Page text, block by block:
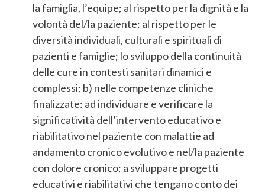
la famiglia, l’equipe; al rispetto per la dignità e la
volontà del/la paziente; al rispetto per le
diversità individuali, culturali e spirituali di
pazienti e famiglie; lo sviluppo della continuità
delle cure in contesti sanitari dinamici e
complessi; b) nelle competenze cliniche
finalizzate: ad individuare e verificare la
significatività dell’intervento educativo e
riabilitativo nel paziente con malattie ad
andamento cronico evolutivo e nel/la paziente
con dolore cronico; a sviluppare progetti
educativi e riabilitativi che tengano conto dei